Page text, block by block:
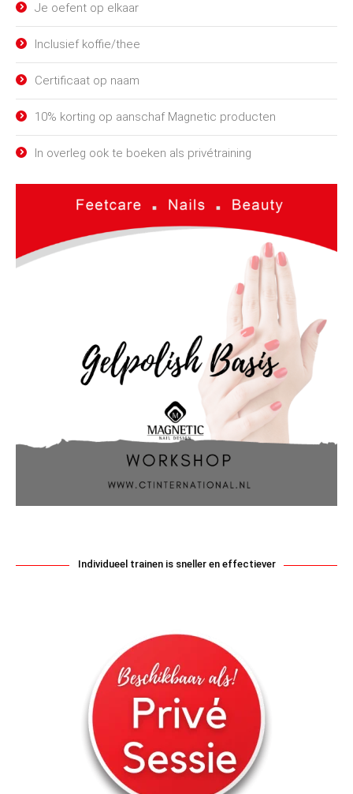
Je oefent op elkaar
Inclusief koffie/thee
Certificaat op naam
10% korting op aanschaf Magnetic producten
In overleg ook te boeken als privétraining
Individueel trainen is sneller en effectiever